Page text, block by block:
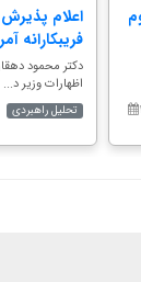
اعلام
فریبکارانه
دکتر محمود
اظهارات وزیر د...
تحلیل راهبردی